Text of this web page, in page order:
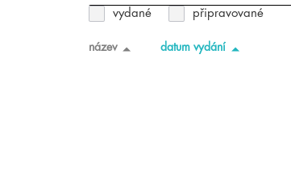
vydané připravované
název datum vydání